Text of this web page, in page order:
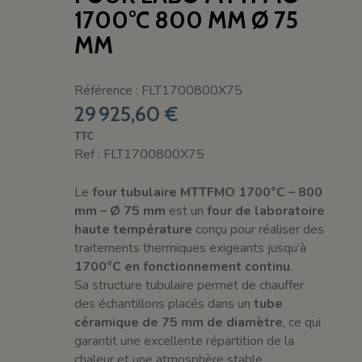
1700°C 800 MM Ø 75
MM
Référence : FLT1700800X75
29 925,60 €
TTC
Ref : FLT1700800X75
Lefour tubulaire MTTFMO 1700°C – 800
mm – Ø 75 mm est unfour de laboratoire
haute température conçu pour réaliser des
traitements thermiques exigeants jusqu’à
1700°C en fonctionnement continu.
Sa structure tubulaire permet de chauffer
des échantillons placés dans untube
céramique de 75 mm de diamètre, ce qui
garantit une excellente répartition de la